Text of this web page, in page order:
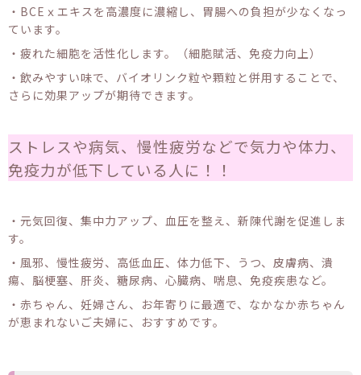
・BCEｘエキスを高濃度に濃縮し、胃腸への負担が少なくなっ
ています。
・疲れた細胞を活性化します。（細胞賦活、免疫力向上）
・飲みやすい味で、バイオリンク粒や顆粒と併用することで、
さらに効果アップが期待できます。
ストレスや病気、慢性疲労などで気力や体力、
免疫力が低下している人に！！
・元気回復、集中力アップ、血圧を整え、新陳代謝を促進しま
す。
・風邪、慢性疲労、高低血圧、体力低下、うつ、皮膚病、潰
瘍、脳梗塞、肝炎、糖尿病、心臓病、喘息、免疫疾患など。
・赤ちゃん、妊婦さん、お年寄りに最適で、なかなか赤ちゃん
が恵まれないご夫婦に、おすすめです。